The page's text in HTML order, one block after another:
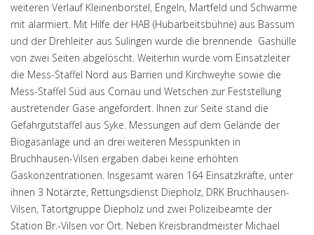
weiteren Verlauf Kleinenborstel, Engeln, Martfeld und Schwarme
mit alarmiert. Mit Hilfe der HAB (Hubarbeitsbühne) aus Bassum
und der Drehleiter aus Sulingen wurde die brennende Gashülle
von zwei Seiten abgelöscht. Weiterhin wurde vom Einsatzleiter
die Mess-Staffel Nord aus Barrien und Kirchweyhe sowie die
Mess-Staffel Süd aus Cornau und Wetschen zur Feststellung
austretender Gase angefordert. Ihnen zur Seite stand die
Gefahrgutstaffel aus Syke. Messungen auf dem Gelände der
Biogasanlage und an drei weiteren Messpunkten in
Bruchhausen-Vilsen ergaben dabei keine erhöhten
Gaskonzentrationen. Insgesamt waren 164 Einsatzkräfte, unter
ihnen 3 Notärzte, Rettungsdienst Diepholz, DRK Bruchhausen-
Vilsen, Tatortgruppe Diepholz und zwei Polizeibeamte der
Station Br.-Vilsen vor Ort. Neben Kreisbrandmeister Michael